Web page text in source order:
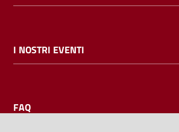
I NOSTRI EVENTI
FAQ